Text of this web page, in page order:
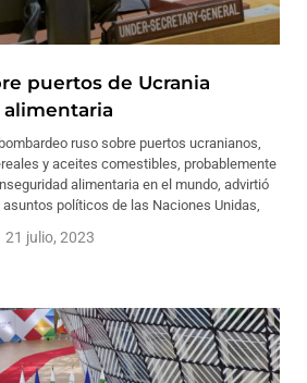
puertos de Ucrania
alimentaria
ruso sobre puertos ucranianos,
y aceites comestibles, probablemente
alimentaria en el mundo, advirtió
políticos de las Naciones Unidas,
21 julio, 2023